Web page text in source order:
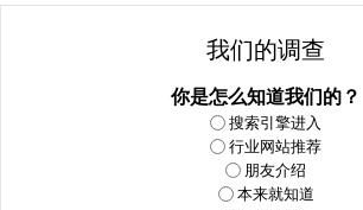
我们的调查
你是怎么知道我们的？
搜索引擎进入
行业网站推荐
朋友介绍
本来就知道